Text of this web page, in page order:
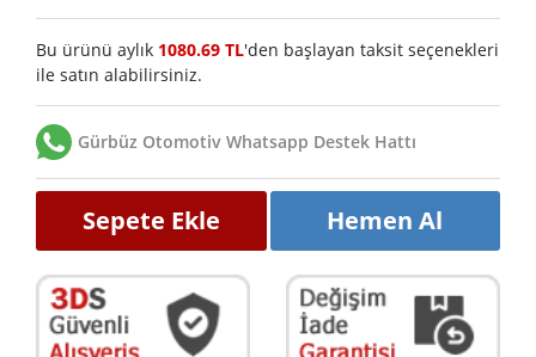
Bu ürünü aylık 1080.69 TL'den başlayan taksit seçenekleri
ile satın alabilirsiniz.
Gürbüz Otomotiv Whatsapp Destek Hattı
Sepete Ekle Hemen Al